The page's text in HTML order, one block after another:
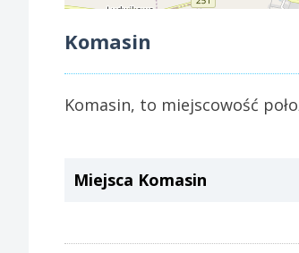
Komasin
Komasin, to miejscowość
Miejsca Komasin